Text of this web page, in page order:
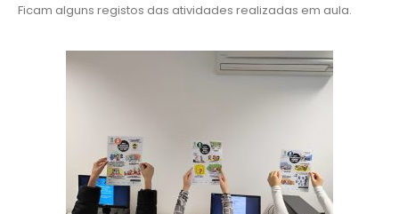
Ficam alguns registos das atividades realizadas em aula.